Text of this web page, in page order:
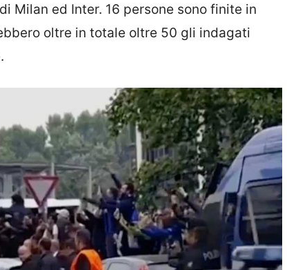
Milan ed Inter. 16 persone sono finite in
oltre in totale oltre 50 gli indagati